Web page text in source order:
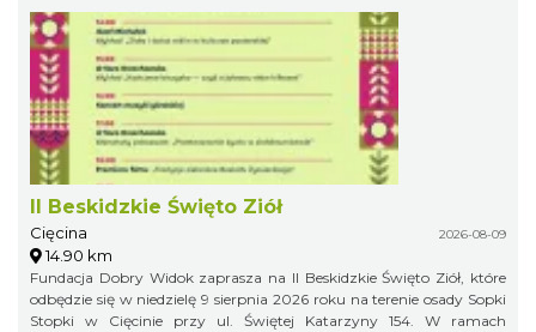
II Beskidzkie Święto Ziół
Cięcina 2026-08-09
14.90 km
Fundacja Dobry Widok zaprasza na II Beskidzkie Święto Ziół, które
odbędzie się w niedzielę 9 sierpnia 2026 roku na terenie osady Sopki
Stopki w Cięcinie przy ul. Świętej Katarzyny 154. W ramach